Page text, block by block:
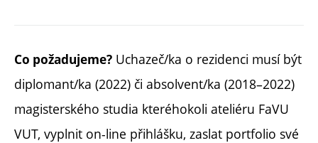
Co požadujeme? Uchazeč/ka o rezidenci musí být
diplomant/ka (2022) či absolvent/ka (2018–2022)
magisterského studia kteréhokoli ateliéru FaVU
VUT, vyplnit on-line přihlášku, zaslat portfolio své